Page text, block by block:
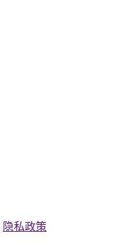
隐私政策